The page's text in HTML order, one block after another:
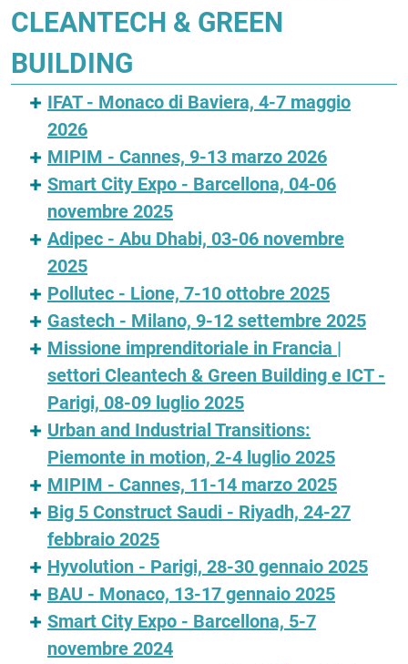
CLEANTECH & GREEN
BUILDING
IFAT - Monaco di Baviera, 4-7 maggio
2026
MIPIM - Cannes, 9-13 marzo 2026
Smart City Expo - Barcellona, 04-06
novembre 2025
Adipec - Abu Dhabi, 03-06 novembre
2025
Pollutec - Lione, 7-10 ottobre 2025
Gastech - Milano, 9-12 settembre 2025
Missione imprenditoriale in Francia |
settori Cleantech & Green Building e ICT -
Parigi, 08-09 luglio 2025
Urban and Industrial Transitions:
Piemonte in motion, 2-4 luglio 2025
MIPIM - Cannes, 11-14 marzo 2025
Big 5 Construct Saudi - Riyadh, 24-27
febbraio 2025
Hyvolution - Parigi, 28-30 gennaio 2025
BAU - Monaco, 13-17 gennaio 2025
Smart City Expo - Barcellona, 5-7
novembre 2024